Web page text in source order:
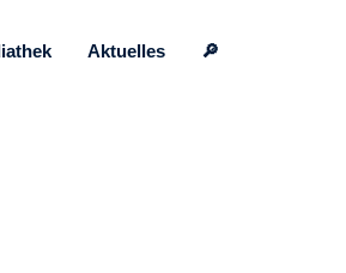
Aktuelles 🔎